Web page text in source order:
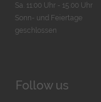
Sa. 11:00 Uhr - 15.00 Uhr
Sonn- und Feiertage
geschlossen
Follow us